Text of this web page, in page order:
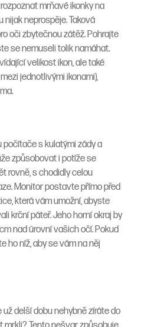
mrňavé ikonky na
neprospěje. Taková
oči zbytečnou zátěž. Pohrajte
se nemuseli tolik namáhat.
velikost ikon, ale také
jednotlivými ikonami),
počítače s kulatými zády a
způsobovat i potíže se
rovně, s chodidly celou
Monitor postavte přímo před
která vám umožní, abyste
krční páteř. Jeho horní okraj by
nad úrovní vašich očí. Pokud
ho níž, aby se vám na něj
už delší dobu nehybně zíráte do